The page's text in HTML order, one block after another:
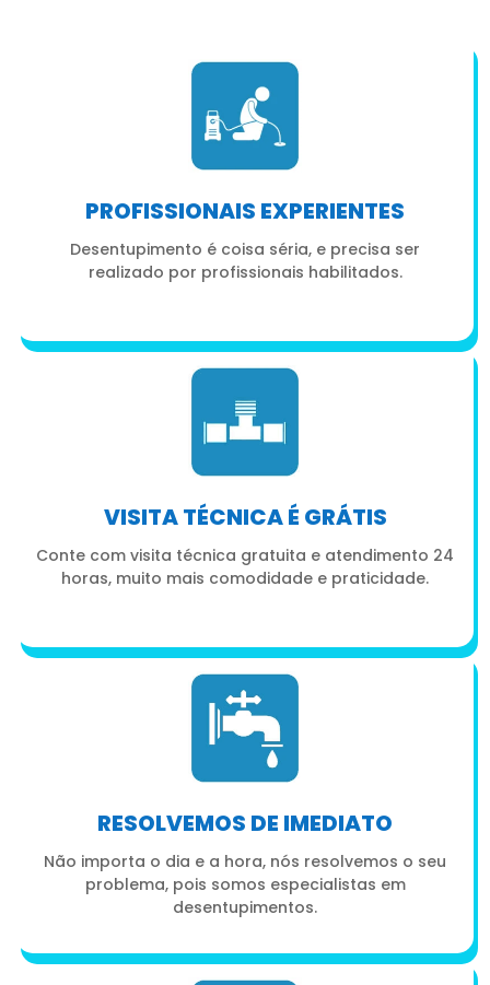
PROFISSIONAIS EXPERIENTES
Desentupimento é coisa séria, e precisa ser
realizado por profissionais habilitados.
VISITA TÉCNICA É GRÁTIS
Conte com visita técnica gratuita e atendimento 24
horas, muito mais comodidade e praticidade.
RESOLVEMOS DE IMEDIATO
Não importa o dia e a hora, nós resolvemos o seu
problema, pois somos especialistas em
desentupimentos.